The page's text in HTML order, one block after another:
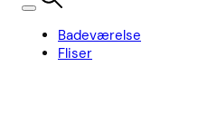
Badeværelse
Fliser